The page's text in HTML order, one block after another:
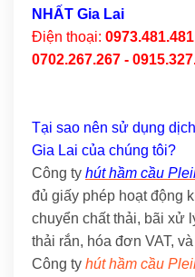
NHẤT Gia Lai
Điện thoại:
0702.267.267 -
Tại sao nên sử dụng
Gia Lai của chúng tôi?
Công ty hút hầm cầu
đủ giấy phép hoạt động
chuyển chất thải, bãi xử
thải rắn, hóa đơn VAT,
Công ty hút hầm cầu